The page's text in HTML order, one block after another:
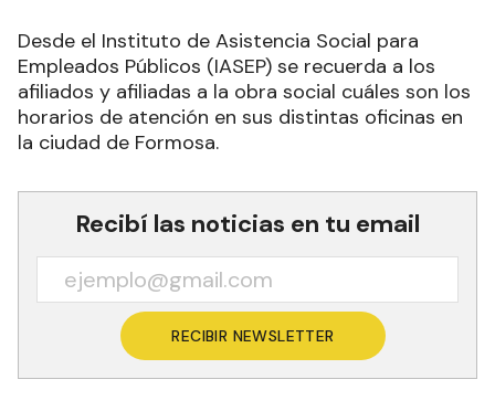
Desde el Instituto de Asistencia Social para
Empleados Públicos (IASEP) se recuerda a los
afiliados y afiliadas a la obra social cuáles son los
horarios de atención en sus distintas oficinas en
la ciudad de Formosa.
Recibí las noticias en tu email
RECIBIR NEWSLETTER